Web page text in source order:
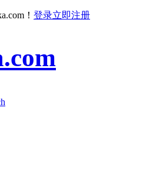
！ 登录立即注册